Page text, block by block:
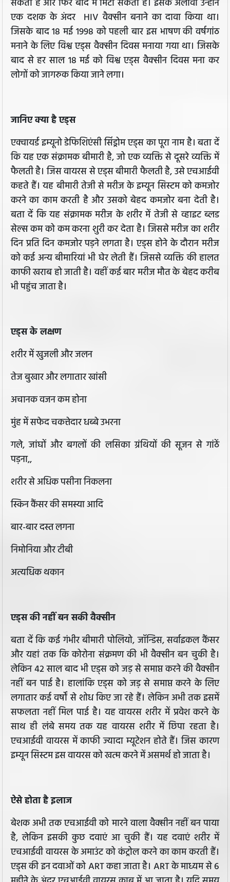
सकता है और फिर बाद में मिटा सकता है। इसके अलावा उन्होंने
एक दशक के अंदर HIV वैक्सीन बनाने का दावा किया था।
जिसके बाद 18 मई 1998 को पहली बार इस भाषण की वर्षगांठ
मनाने के लिए विश्व एड्स वैक्सीन दिवस मनाया गया था। जिसके
बाद से हर साल 18 मई को विश्व एड्स वैक्सीन दिवस मना कर
लोगों को जागरुक किया जाने लगा।
जानिए क्या है एड्स
एक्वायर्ड इम्यूनो डेफिशिएंसी सिंड्रोम एड्स का पूरा नाम है। बता दें
कि यह एक संक्रामक बीमारी है, जो एक व्यक्ति से दूसरे व्यक्ति में
फैलती है। जिस वायरस से एड्स बीमारी फैलती है, उसे एचआईवी
कहते हैं। यह बीमारी तेजी से मरीज के इम्यून सिस्टम को कमजोर
करने का काम करती है और उसको बेहद कमजोर बना देती है।
बता दें कि यह संक्रामक मरीज के शरीर में तेजी से व्हाइट ब्लड
सेल्स कम को कम करना शुरी कर देता है। जिससे मरीज का शरीर
दिन प्रति दिन कमजोर पड़ने लगता है। एड्स होने के दौरान मरीज
को कई अन्य बीमारियां भी घेर लेती हैं। जिससे व्यक्ति की हालत
काफी खराब हो जाती है। वहीं कई बार मरीज मौत के बेहद करीब
भी पहुंच जाता है।
एड्स के लक्षण
शरीर में खुजली और जलन
तेज बुखार और लगातार खांसी
अचानक वजन कम होना
मुंह में सफेद चकत्तेदार धब्बे उभरना
गले, जांघों और बगलों की लसिका ग्रंथियों की सूजन से गांठें
पड़ना,,
शरीर से अधिक पसीना निकलना
स्किन कैंसर की समस्‍या आदि
बार-बार दस्त लगना
निमोनिया और टीबी
अत्यधिक थकान
एड्स की नहीं बन सकी वैक्सीन
बता दें कि कई गंभीर बीमारी पोलियो, जॉन्डिस, सर्वाइकल कैंसर
और यहां तक कि कोरोना संक्रमण की भी वैक्सीन बन चुकी है।
लेकिन 42 साल बाद भी एड्स को जड़ से समाप्त करने की वैक्सीन
नहीं बन पाई है। हालांकि एड्स को जड़ से समाप्त करने के लिए
लगातार कई वर्षों से शोध किए जा रहे हैं। लेकिन अभी तक इसमें
सफलता नहीं मिल पाई है। यह वायरस शरीर में प्रवेश करने के
साथ ही लंबे समय तक यह वायरस शरीर में छिपा रहता है।
एचआईवी वायरस में काफी ज्यादा म्यूटेशन होते हैं। जिस कारण
इम्यून सिस्टम इस वायरस को खत्म करने में असमर्थ हो जाता है।
ऐसे होता है इलाज
बेशक अभी तक एचआईवी को मारने वाला वैक्‍सीन नहीं बन पाया
है, लेकिन इसकी कुछ दवाएं आ चुकी हैं। यह दवाएं शरीर में
एचआईवी वायरस के अमाउंट को कंट्रोल करने का काम करती हैं।
एड्स की इन दवाओं को ART कहा जाता है। ART के माध्यम से 6